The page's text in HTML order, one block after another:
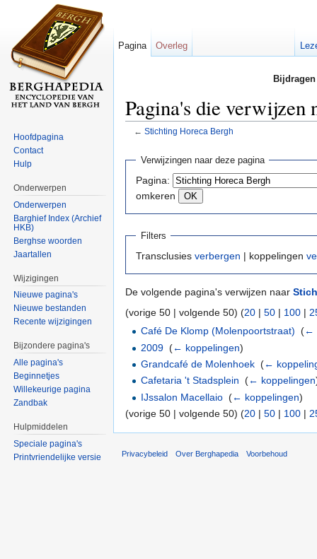
Pagina's die
← Stichting Horeca Bergh
Verwijzingen naar deze pagina
Pagina:
omkeren
Filters
Transclusies verbergen | koppelingen
De volgende pagina's verwijzen naar
(vorige 50 | volgende 50) (20 | 50 | 100 |
Café De Klomp (Molenpoortstraat) ‎(←
2009 ‎(← koppelingen)
Grandcafé de Molenhoek ‎(←
Cafetaria 't Stadsplein ‎(← koppelingen
IJssalon Macellaio ‎(← koppelingen)
(vorige 50 | volgende 50) (20 | 50 | 100 |
Pagina Overleg
Hoofdpagina
Contact
Hulp
Onderwerpen
Onderwerpen
Barghief Index (Archief
HKB)
Berghse woorden
Jaartallen
Wijzigingen
Nieuwe pagina's
Nieuwe bestanden
Recente wijzigingen
Bijzondere pagina's
Alle pagina's
Beginnetjes
Willekeurige pagina
Zandbak
Hulpmiddelen
Speciale pagina's
Printvriendelijke versie
Privacybeleid Over Berghapedia Voorbehoud